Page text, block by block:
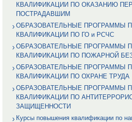
КВАЛИФИКАЦИИ ПО ОКАЗАНИЮ
ПОСТРАДАВШИМ
ОБРАЗОВАТЕЛЬНЫЕ ПРОГРАММЫ
КВАЛИФИКАЦИИ ПО ГО и РСЧС
ОБРАЗОВАТЕЛЬНЫЕ ПРОГРАММЫ
КВАЛИФИКАЦИИ ПО ПОЖАРНОЙ
ОБРАЗОВАТЕЛЬНЫЕ ПРОГРАММЫ
КВАЛИФИКАЦИИ ПО ОХРАНЕ ТРУДА
ОБРАЗОВАТЕЛЬНЫЕ ПРОГРАММЫ
КВАЛИФИКАЦИИ ПО
ЗАЩИЩЕННОСТИ
Курсы повышения квалификации по